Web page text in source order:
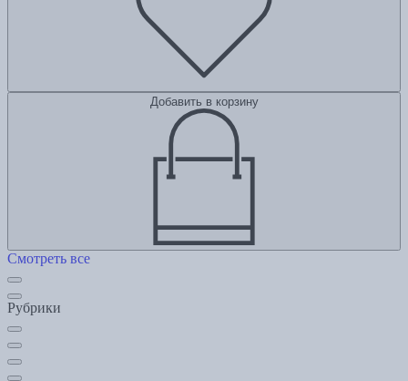
Добавить в корзину
Смотреть все
Рубрики